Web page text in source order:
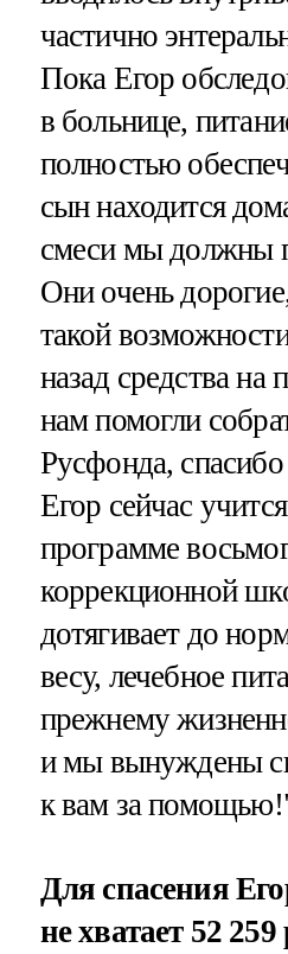
частично
Пока Егор
в больнице,
полностью
сын находится
смеси мы должны
Они очень
такой
назад средства на
нам помогли
Русфонда,
Егор сейчас
программе
коррекционной
дотягивает до
весу, лечебное
прежнему
и мы вынуждены
к вам за
Для спасения
не хватает 52 259